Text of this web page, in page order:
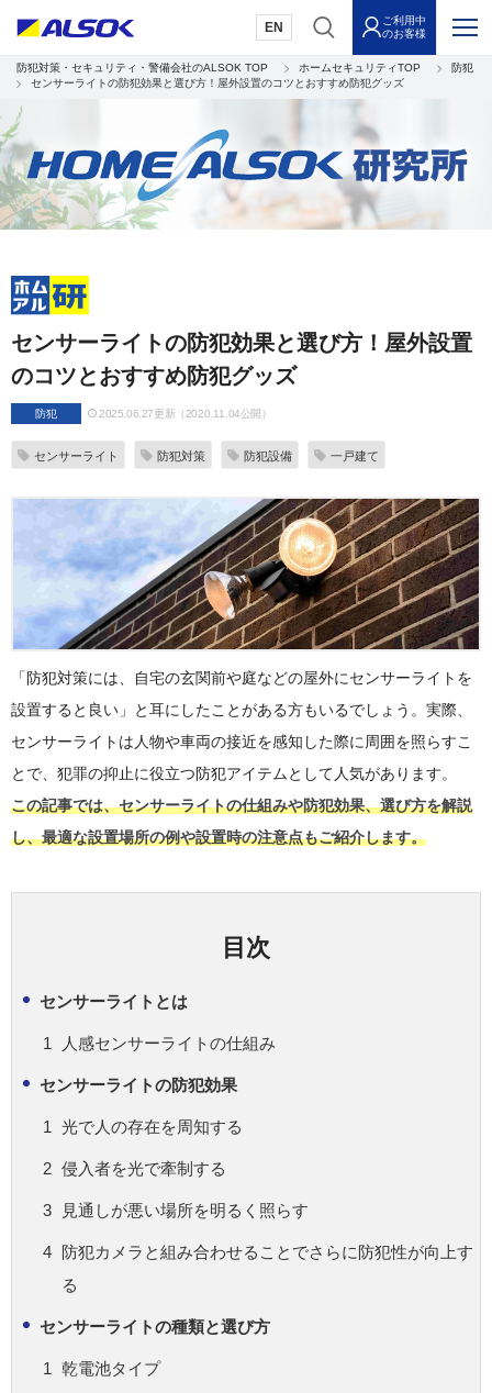
EN
ご利用中
のお客様
防犯対策・セキュリティ・警備会社のALSOK TOP ホームセキュリティTOP
防犯
センサーライトの防犯効果と選び方！屋外設置のコツとおすすめ防犯グッズ
センサーライトの防犯効果と選び方！屋外設置
のコツとおすすめ防犯グッズ
防犯 2025.06.27更新（2020.11.04公開）
センサーライト 防犯対策 防犯設備 一戸建て
「防犯対策には、自宅の玄関前や庭などの屋外にセンサーライトを
設置すると良い」と耳にしたことがある方もいるでしょう。実際、
センサーライトは人物や車両の接近を感知した際に周囲を照らすこ
とで、犯罪の抑止に役立つ防犯アイテムとして人気があります。
この記事では、センサーライトの仕組みや防犯効果、選び方を解説
し、最適な設置場所の例や設置時の注意点もご紹介します。
目次
センサーライトとは
人感センサーライトの仕組み
センサーライトの防犯効果
光で人の存在を周知する
侵入者を光で牽制する
見通しが悪い場所を明るく照らす
防犯カメラと組み合わせることでさらに防犯性が向上す
る
センサーライトの種類と選び方
乾電池タイプ